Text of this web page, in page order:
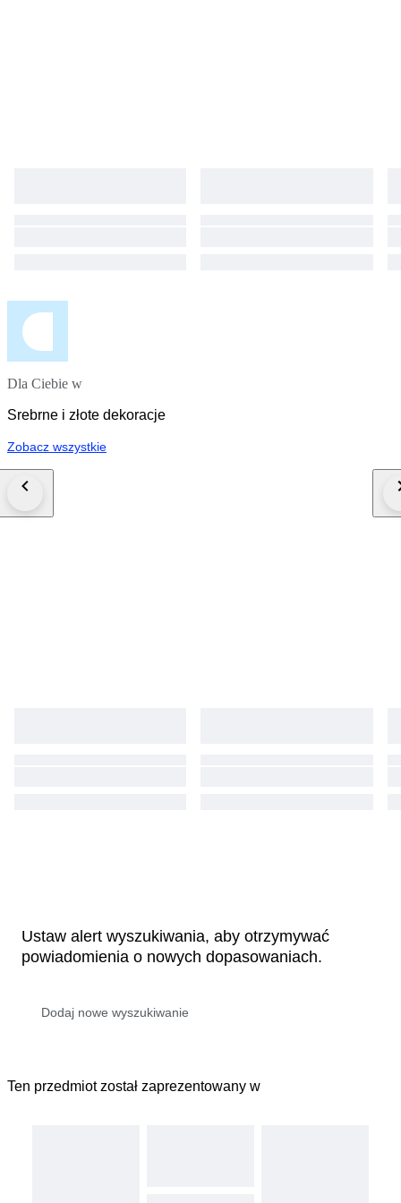
Dla Ciebie w
Srebrne i złote dekoracje
Zobacz wszystkie
Ustaw alert wyszukiwania, aby otrzymywać
powiadomienia o nowych dopasowaniach.
Ten przedmiot został zaprezentowany w